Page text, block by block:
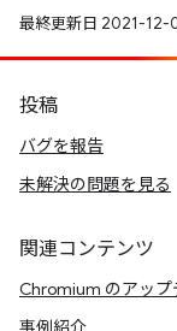
最終更新日 2021-12-
投稿
バグを報告
未解決の問題を見る
関連コンテンツ
Chromium のアップ